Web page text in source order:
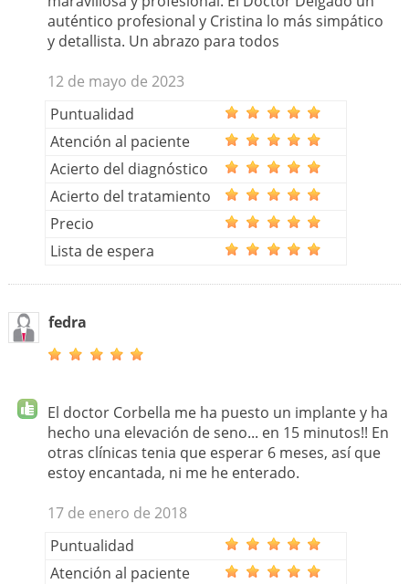
auténtico profesional y Cristina lo más simpático
y detallista. Un abrazo para todos
12 de mayo de 2023
Puntualidad
Atención al paciente
Acierto del diagnóstico
Acierto del tratamiento
Precio
Lista de espera
fedra
El doctor Corbella me ha puesto un implante y ha
hecho una elevación de seno... en 15 minutos!! En
otras clínicas tenia que esperar 6 meses, así que
estoy encantada, ni me he enterado.
17 de enero de 2018
Puntualidad
Atención al paciente